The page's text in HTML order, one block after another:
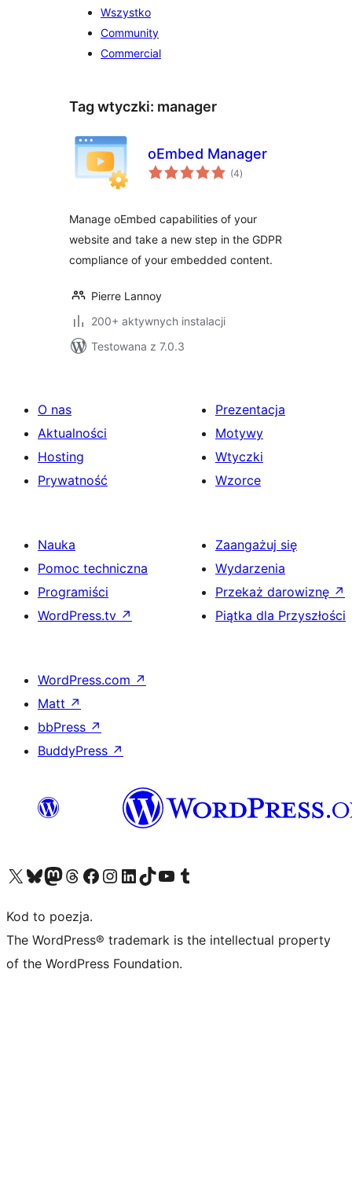
Wszystko
Community
Commercial
Tag wtyczki: manager
oEmbed Manager
(4wszystkich
ocen
)
Manage oEmbed capabilities of your
website and take a new step in the GDPR
compliance of your embedded content.
Pierre Lannoy
200+ aktywnych instalacji
Testowana z 7.0.3
O nas
Aktualności
Hosting
Prywatność
Prezentacja
Motywy
Wtyczki
Wzorce
Nauka
Pomoc techniczna
Programiści
WordPress.tv ↗
Zaangażuj się
Wydarzenia
Przekaż darowiznę ↗
Piątka dla Przyszłości
WordPress.com ↗
Matt ↗
bbPress ↗
BuddyPress ↗
Odwiedź nasze konto X (dawniej Twitter)
Odwiedź nasze konto Bluesky
Odwiedź nasze konto na Mastodoncie
Odwiedź naszego Threadsa
Odwiedź naszego Facebooka
Odwiedź nasze konto na Instagramie
Odwiedź nasze konto na LinkedIn
Odwiedź naszego TikToka
Odwiedź nasz kanał YouTube
Odwiedź naszego Tumblra
Kod to poezja.
The WordPress® trademark is the intellectual property
of the WordPress Foundation.